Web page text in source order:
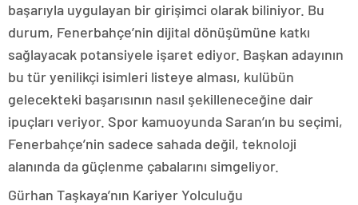
başarıyla uygulayan bir girişimci olarak biliniyor. Bu
durum, Fenerbahçe’nin dijital dönüşümüne katkı
sağlayacak potansiyele işaret ediyor. Başkan adayının
bu tür yenilikçi isimleri listeye alması, kulübün
gelecekteki başarısının nasıl şekilleneceğine dair
ipuçları veriyor. Spor kamuoyunda Saran’ın bu seçimi,
Fenerbahçe’nin sadece sahada değil, teknoloji
alanında da güçlenme çabalarını simgeliyor.
Gürhan Taşkaya’nın Kariyer Yolculuğu